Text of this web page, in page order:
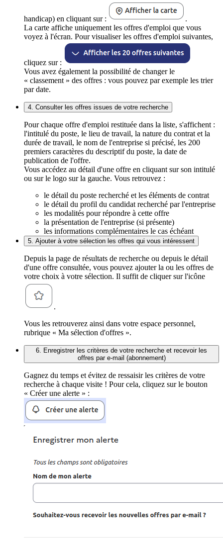
handicap) en cliquant sur :
.
La carte affiche uniquement les offres d'emploi que vous
voyez à l'écran. Pour visualiser les offres d'emploi suivantes,
cliquez sur :
Vous avez également la possibilité de changer le
« classement » des offres : vous pouvez par exemple les trier
par date.
4. Consulter les offres issues de votre recherche
Pour chaque offre d'emploi restituée dans la liste, s'affichent :
l'intitulé du poste, le lieu de travail, la nature du contrat et la
durée de travail, le nom de l'entreprise si précisé, les 200
premiers caractères du descriptif du poste, la date de
publication de l'offre.
Vous accédez au détail d'une offre en cliquant sur son intitulé
ou sur le logo sur la gauche. Vous retrouvez :
le détail du poste recherché et les éléments de contrat
le détail du profil du candidat recherché par l'entreprise
les modalités pour répondre à cette offre
la présentation de l'entreprise (si présente)
les informations complémentaires le cas échéant
5. Ajouter à votre sélection les offres qui vous intéressent
Depuis la page de résultats de recherche ou depuis le détail
d'une offre consultée, vous pouvez ajouter la ou les offres de
votre choix à votre sélection. Il suffit de cliquer sur l'icône
.
Vous les retrouverez ainsi dans votre espace personnel,
rubrique « Ma sélection d'offres ».
6. Enregistrer les critères de votre recherche et recevoir les
offres par e-mail (abonnement)
Gagnez du temps et évitez de ressaisir les critères de votre
recherche à chaque visite ! Pour cela, cliquez sur le bouton
« Créer une alerte » :